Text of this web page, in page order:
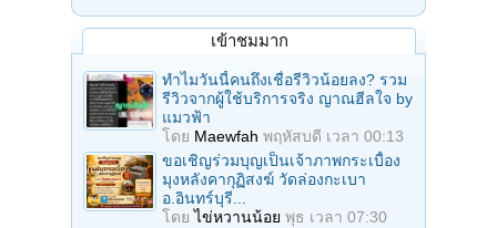
เข้าชมมาก
ทำไมวันนี้คนถึงเชื่อรีวิวน้อยลง? รวม
รีวิวจากผู้ใช้บริการจริง ญาณฮีลใจ by
แมวฟ้า
โดย Maewfah พฤหัสบดี เวลา 00:13
ขอเชิญร่วมบุญเป็นเจ้าภาพกระเบื้อง
มุงหลังคากุฏิสงฆ์ วัดล่องกะเบา
อ.อินทร์บุรี...
โดยไข่หวานน้อย พุธ เวลา 07:30